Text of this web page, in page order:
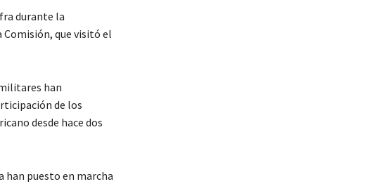
durante la
que visitó el
han
de los
desde hace dos
han puesto en marcha